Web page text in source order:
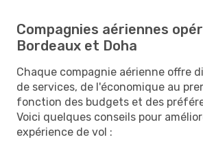
Compagnies aériennes
Bordeaux et Doha
Chaque compagnie aérienne offre
de services, de l'économique au
fonction des budgets et des
Voici quelques conseils pour
expérience de vol :